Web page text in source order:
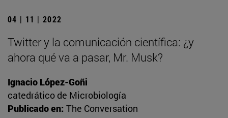
04 | 11 | 2022
Twitter y la comunicación científica: ¿y
ahora qué va a pasar, Mr. Musk?
Ignacio López-Goñi
catedrático de Microbiología
Publicado en: The Conversation